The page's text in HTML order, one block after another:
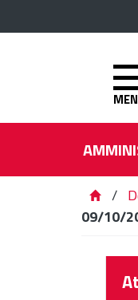
/
09/10/